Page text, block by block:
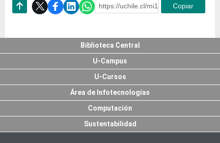
https://uchile.cl/mi178785Copiar
Biblioteca Central
U-Campus
U-Cursos
Área de Infotecnologías
Computación
Sustentabilidad